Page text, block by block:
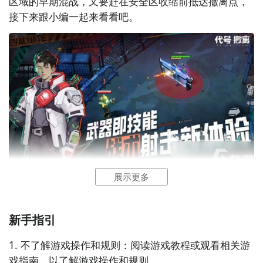
而想要获得更多金币可以通过掠夺的方式实现。如果能
够顺利撤离战场，就能将获得的财富带出。在游戏开局
时，玩家需要选择合适的资源点来进行资源收集和合理
运用。战斗时要根据情况选择合适的流派，不同流派针
对的场景各不相同，这点需要特别注意。
原厂是20发的弹夹，需要打几枪才会更换，确实会有一
些浪费时间。那现在就可以直接更换成35发的弧形弹
夹，装弹的数量就可以直接增加75%，而且重量也会增
加280克，手里面不会特别的沉。还有一个细节需要注
意，一定要选择一个弹夹井适配器，这一个适配器就可
程中，只要能快这点时间就可以保住你的命。战术配件
也必须要结合作战模式来看，如果是打夜战就应该选择
微光全息镜。
接下来跟小编一起来看看吧。
《代号撤离》最新预约下载地址
》》》》》#代号撤离#《《《《《
核心玩法围绕10分钟限时撤离展开，玩家三人组队进入
展示更多
新手指引
1. 不了解游戏操作和规则：阅读游戏教程或观看相关游